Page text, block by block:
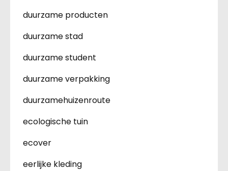
duurzame producten
duurzame stad
duurzame student
duurzame verpakking
duurzamehuizenroute
ecologische tuin
ecover
eerlijke kleding